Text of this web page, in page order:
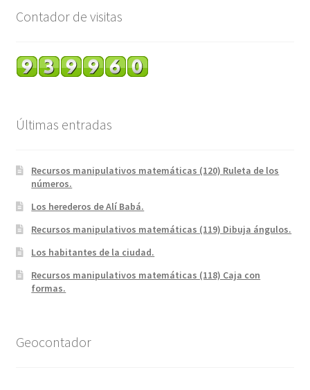
Contador de visitas
Últimas entradas
Recursos manipulativos matemáticas (120) Ruleta de los
números.
Los herederos de Alí Babá.
Recursos manipulativos matemáticas (119) Dibuja ángulos.
Los habitantes de la ciudad.
Recursos manipulativos matemáticas (118) Caja con
formas.
Geocontador